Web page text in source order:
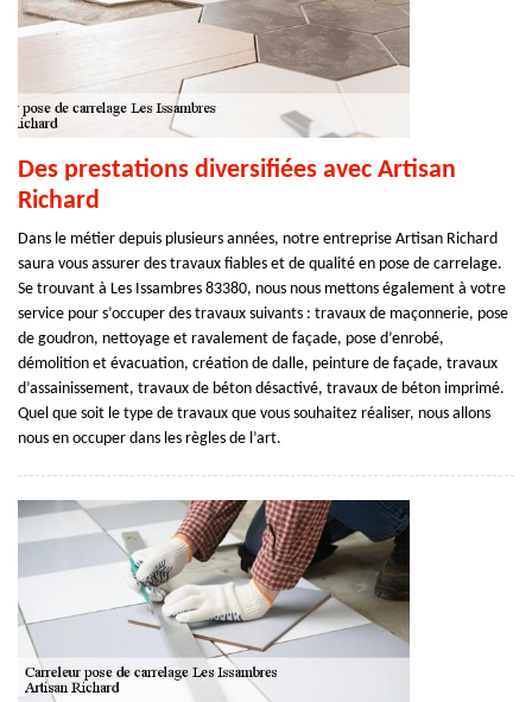
Des prestations diversifiées avec Artisan
Richard
Dans le métier depuis plusieurs années, notre entreprise Artisan Richard
saura vous assurer des travaux fiables et de qualité en pose de carrelage.
Se trouvant à Les Issambres 83380, nous nous mettons également à votre
service pour s’occuper des travaux suivants : travaux de maçonnerie, pose
de goudron, nettoyage et ravalement de façade, pose d’enrobé,
démolition et évacuation, création de dalle, peinture de façade, travaux
d’assainissement, travaux de béton désactivé, travaux de béton imprimé.
Quel que soit le type de travaux que vous souhaitez réaliser, nous allons
nous en occuper dans les règles de l’art.